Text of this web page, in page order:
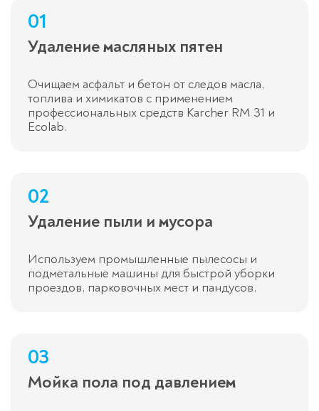
01
Удаление масляных пятен
Очищаем асфальт и бетон от следов масла,
топлива и химикатов с применением
профессиональных средств Karcher RM 31 и
Ecolab.
02
Удаление пыли и мусора
Используем промышленные пылесосы и
подметальные машины для быстрой уборки
проездов, парковочных мест и пандусов.
03
Мойка пола под давлением